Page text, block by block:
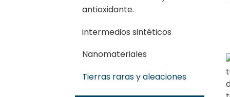
antioxidante.
intermedios sintéticos
Nanomateriales
Tierras raras y aleaciones